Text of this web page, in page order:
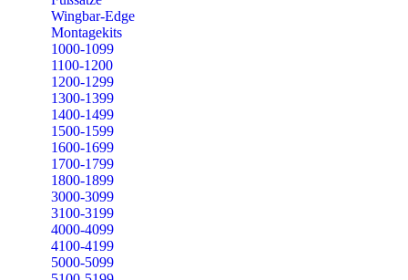
Wingbar-Edge
Montagekits
1000-1099
1100-1200
1200-1299
1300-1399
1400-1499
1500-1599
1600-1699
1700-1799
1800-1899
3000-3099
3100-3199
4000-4099
4100-4199
5000-5099